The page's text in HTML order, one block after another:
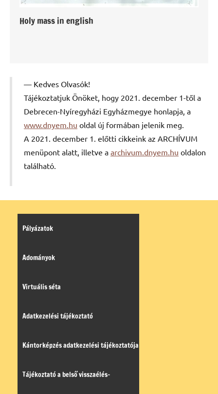
Holy mass in english
Kedves Olvasók!
Tájékoztatjuk Önöket, hogy 2021. december 1-től a
Debrecen-Nyíregyházi Egyházmegye honlapja, a
www.dnyem.hu oldal új formában jelenik meg.
A 2021. december 1. előtti cikkeink az ARCHÍVUM
menüpont alatt, illetve a archivum.dnyem.hu oldalon
található.
Pályázatok
Adományok
Virtuális séta
Adatkezelési tájékoztató
Kántorképzés adatkezelési tájékoztatója
Tájékoztató a belső visszaélés-